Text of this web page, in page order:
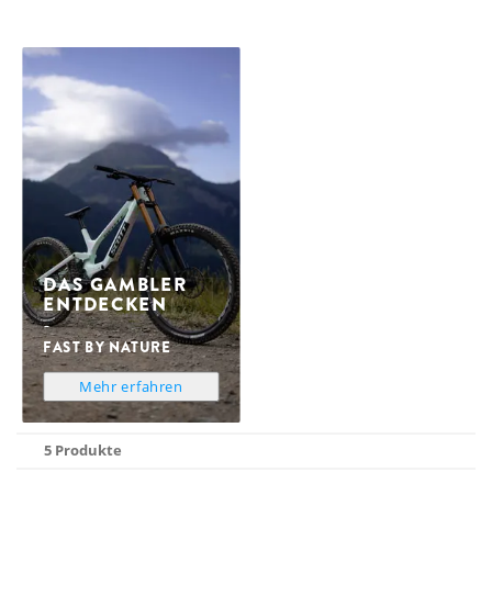
DAS GAMBLER
ENTDECKEN
FAST BY NATURE
Mehr erfahren
5 Produkte